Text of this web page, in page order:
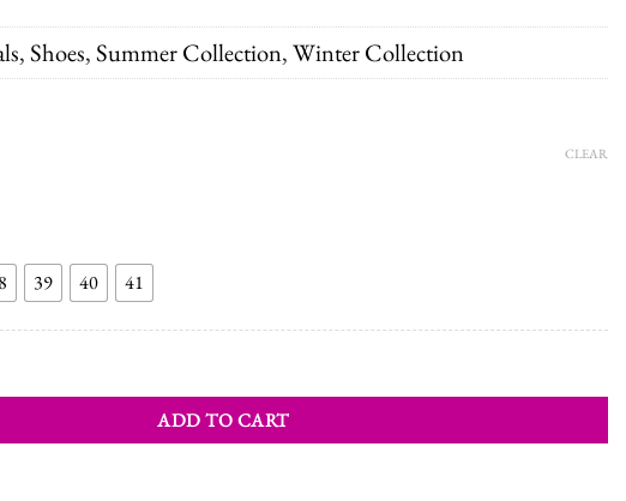
,Shoes,Summer Collection,Winter Collection
39 40 41
CLEAR
ADD TO CART